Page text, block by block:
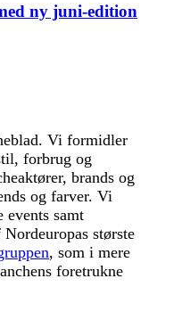
ny juni-edition
Vi formidler
forbrug og
brands og
og farver. Vi
samt
største
, som i mere
foretrukne